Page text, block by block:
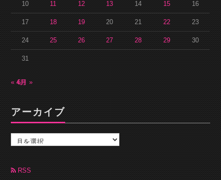
10 11 12 13 14 15 16
17 18 19 20 21 22 23
24 25 26 27 28 29 30
31
« 4月6月 »
アーカイブ
カ
ブRSS